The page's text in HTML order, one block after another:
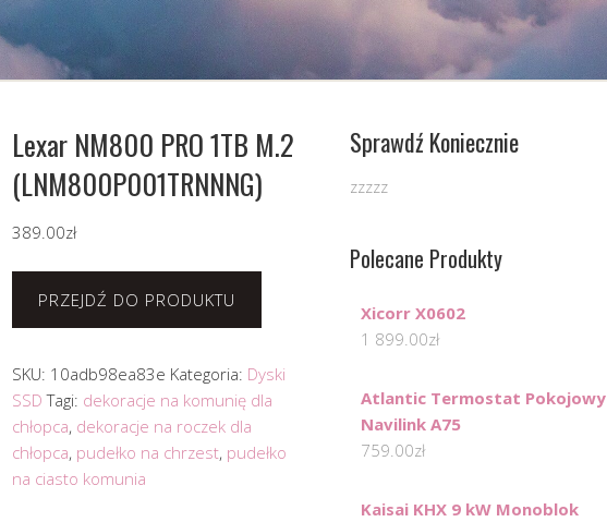
Lexar NM800 PRO 1TB M.2
(LNM800P001TRNNNG)
389.00zł
PRZEJDŹ DO PRODUKTU
SKU: 10adb98ea83e Kategoria: Dyski
SSD Tagi: dekoracje na komunię dla
chłopca, dekoracje na roczek dla
chłopca, pudełko na chrzest, pudełko
na ciasto komunia
Sprawdź Koniecznie
zzzzz
Polecane Produkty
Xicorr X0602
1 899.00zł
Atlantic Termostat Pokojowy
Navilink A75
759.00zł
Kaisai KHX 9 kW Monoblok